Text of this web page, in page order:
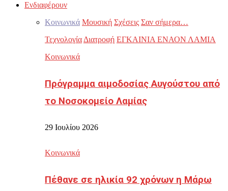
Ενδιαφέρουν
Κοινωνικά Μουσική Σχέσεις Σαν σήμερα…
Τεχνολογία Διατροφή ΕΓΚΑΙΝΙΑ ΕΝΑΟΝ ΛΑΜΙΑ
Κοινωνικά
Πρόγραμμα αιμοδοσίας Αυγούστου από
το Νοσοκομείο Λαμίας
29 Ιουλίου 2026
Κοινωνικά
Πέθανε σε ηλικία 92 χρόνων η Μάρω